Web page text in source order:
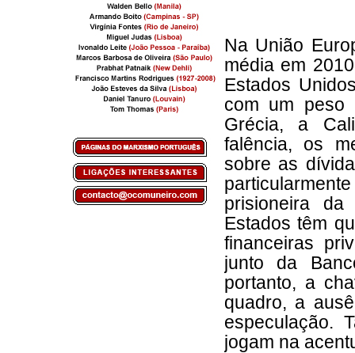
Na União
média em
Estados
com um peso
Grécia, a
falência, os
sobre as
prisioneira
Estados têm
financeiras
junto da
portanto, a
quadro, a
especulação.
jogam na